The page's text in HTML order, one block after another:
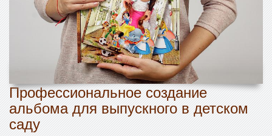
Профессиональное создание
альбома для выпускного в детском
саду